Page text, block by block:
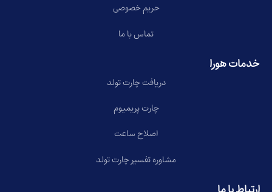
حریم خصوصی
تماس با ما
خدمات هورا
دریافت چارت تولد
چارت پریمیوم
اصلاح ساعت
مشاوره تفسیر چارت تولد